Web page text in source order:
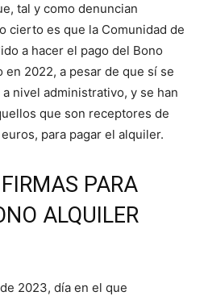
tal y como denuncian
cierto es que la Comunidad de
a hacer el pago del Bono
2022, a pesar de que sí se
nivel administrativo, y se han
que son receptores de
para pagar el alquiler.
PARA
ALQUILER
2023, día en el que